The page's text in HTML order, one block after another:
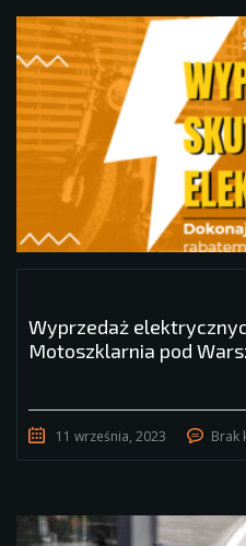
Wyprzedaż
Motoszklarnia pod
11 września, 2023 Brak